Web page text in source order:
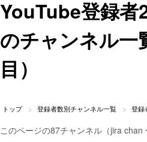
YouTube登録者
のチャンネル一
目）
トップ 登録者数別チャンネル一覧 登録
このページの87チャンネル（jira chan